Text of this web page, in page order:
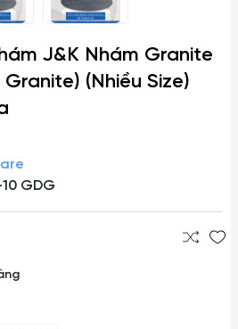
J&K Nhám Granite
(Nhiều Size)
GDG